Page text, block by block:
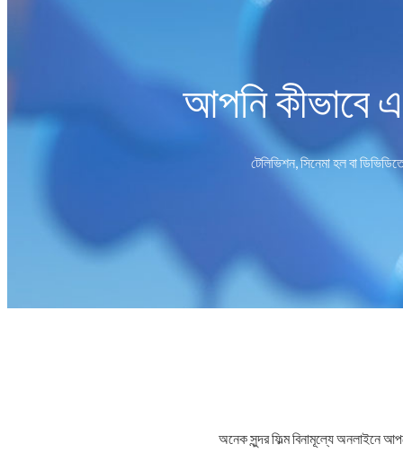
আপনি কীভাবে
টেলিভিশন, সিনেমা হল বা
অনেক সুন্দর ফিল্ম বিনামূল্যে অনলাইনে